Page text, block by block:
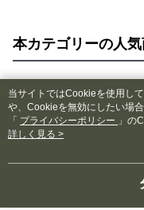
本カテゴリーの人
人気タグ
当サイトではCookieを使用し
や、Cookieを無効にしたい場
「 プライバシーポリシー 」の
が、当サイトを引き続き使用
詳しく見る >